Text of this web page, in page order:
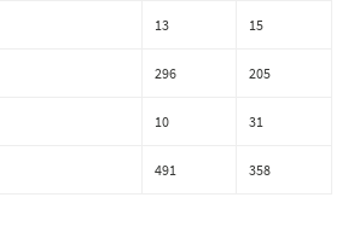
13 15
296 205
10 31
491 358